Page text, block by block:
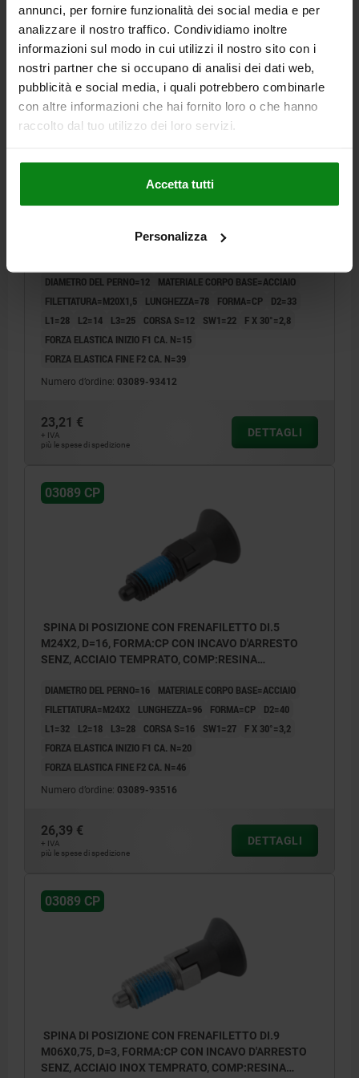
annunci, per fornire funzionalità dei social media e per
analizzare il nostro traffico. Condividiamo inoltre
informazioni sul modo in cui utilizzi il nostro sito con i
nostri partner che si occupano di analisi dei dati web,
pubblicità e social media, i quali potrebbero combinarle
con altre informazioni che hai fornito loro o che hanno
raccolto dal tuo utilizzo dei loro servizi.
Accetta tutti
Personalizza
21,11 €
+ IVA
più le spese di spedizione
DETTAGLI
03089 CP
M20X1,5, D=12, FORMA:CP CON INCAVO D'ARRESTO
DIAMETRO DEL PERNO=12
MATERIALE CORPO BASE=ACCIAIO
FILETTATURA=M20X1,5
LUNGHEZZA=78 FORMA=CP
D2=33
L1=28
L2=14 L3=25 CORSA S=12 SW1=22
F X 30°=2,8
FORZA ELASTICA INIZIO F1 CA. N=15
FORZA ELASTICA FINE F2 CA. N=39
Numero d’ordine: 03089-93412
23,21 €
+ IVA
più le spese di spedizione
DETTAGLI
03089 CP
SPINA DI POSIZIONE CON FRENAFILETTO DI.5
M24X2, D=16, FORMA:CP CON INCAVO D'ARRESTO
SENZ, ACCIAIO TEMPRATO, COMP:RESINA
DIAMETRO DEL PERNO=16
MATERIALE CORPO BASE=ACCIAIO
FILETTATURA=M24X2
LUNGHEZZA=96 FORMA=CP
D2=40
L1=32
L2=18 L3=28 CORSA S=16 SW1=27
F X 30°=3,2
FORZA ELASTICA INIZIO F1 CA. N=20
FORZA ELASTICA FINE F2 CA. N=46
Numero d’ordine: 03089-93516
26,39 €
+ IVA
più le spese di spedizione
DETTAGLI
03089 CP
SPINA DI POSIZIONE CON FRENAFILETTO DI.9
M06X0,75, D=3, FORMA:CP CON INCAVO D'ARRESTO
SENZ, ACCIAIO INOX TEMPRATO, COMP:RESINA